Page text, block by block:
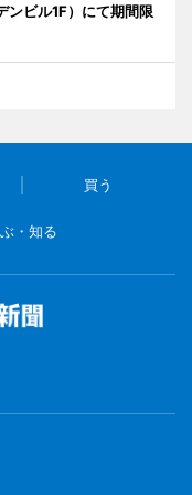
ンビル1F）にて期間限
買う
・知る